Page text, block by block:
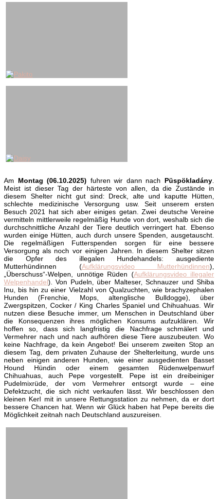
Am Montag (06.10.2025) fuhren wir dann nach Püspökladány
Meist ist dieser Tag der härteste von allen, da die Zustände in
diesem Shelter nicht gut sind: Dreck, alte und kaputte Hütten,
schlechte medizinische Versorgung usw. Seit unserem ersten
Besuch 2021 hat sich aber einiges getan. Zwei deutsche Vereine
vermitteln mittlerweile regelmäßig Hunde von dort, weshalb sich die
durchschnittliche Anzahl der Tiere deutlich verringert hat. Ebenso
wurden einige Hütten, auch durch unsere Spenden, ausgetauscht.
Die regelmäßigen Futterspenden sorgen für eine bessere
Versorgung als noch vor einigen Jahren. In diesem Shelter sitzen
die Opfer des illegalen Hundehandels: ausgediente
Mutterhündinnen (Aufklärungsvideo Mutterhündinnen),
„Überschuss“-Welpen, unnötige Rüden (Aufklärungsvideo illegaler
Welpenhandel). Von Pudeln, über Malteser, Schnauzer und Shiba
Inu, bis hin zu einer Vielzahl von Qualzuchten, wie brachyzephalen
Hunden(Frenchie, Mops, altenglische Bulldogge), über
Zwergspitzen, Cocker / King Charles Spaniel und Chihuahuas. Wir
nutzen diese Besuche immer, um Menschen in Deutschland über
die Konsequenzen ihres möglichen Konsums aufzuklären. Wir
hoffen so, dass sich langfristig die Nachfrage schmälert und
Vermehrer nach und nach aufhören diese Tiere auszubeuten. Wo
keine Nachfrage, da kein Angebot! Bei unserem zweiten Stop an
diesem Tag, dem privaten Zuhause der Shelterleitung, wurde uns
neben einigen anderen Hunden, wie einer ausgedienten Basset
Hound Hündin oder einem gesamten Rüdenwelpenwurf
Chihuahuas, auch Pepe vorgestellt. Pepe ist ein dreibeiniger
Pudelmixrüde, der vom Vermehrer entsorgt wurde – eine
Defektzucht, die sich nicht verkaufen lässt. Wir beschlossen den
kleinen Kerl mit in unsere Rettungsstation zu nehmen, da er dort
bessere Chancen hat. Wenn wir Glück haben hat Pepe bereits die
Möglichkeit zeitnah nach Deutschland auszureisen.